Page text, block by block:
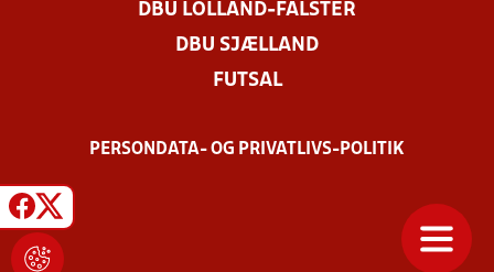
DBU LOLLAND-FALSTER
DBU SJÆLLAND
FUTSAL
PERSONDATA- OG PRIVATLIVS-POLITIK